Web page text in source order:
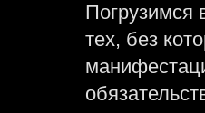
Погрузимся
тех, без